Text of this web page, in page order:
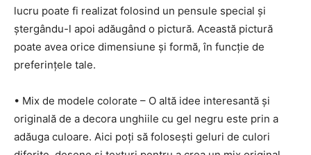
lucru poate fi realizat folosind un pensule special și
ștergându-l apoi adăugând o pictură. Această pictură
poate avea orice dimensiune și formă, în funcție de
preferințele tale.
• Mix de modele colorate – O altă idee interesantă și
originală de a decora unghiile cu gel negru este prin a
adăuga culoare. Aici poți să folosești geluri de culori